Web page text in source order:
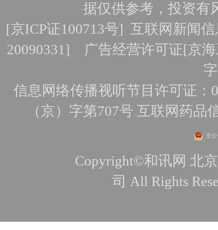
据仅供参考，投资有
[京ICP证100713号]互联网新闻
20090331] 广告经营许可证[京
信息网络传播视听节目许可证：
（京）字第707号 互联网药品
京
Copyright©和讯网 北
司 All Rights